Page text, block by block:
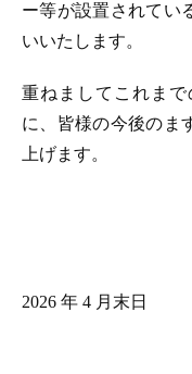
ー等が設置されてい
いいたします。
重ねましてこれま
に、皆様の今後のま
上げます。
2026 年 4 月末日